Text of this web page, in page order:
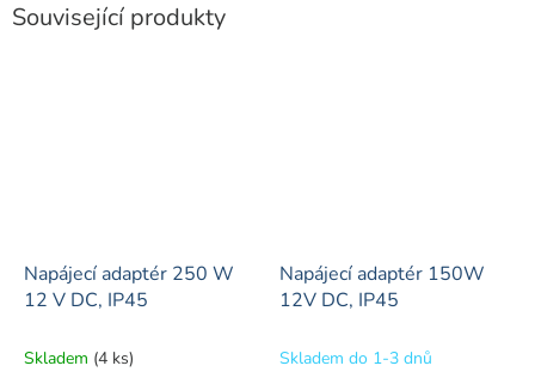
Související produkty
Napájecí adaptér 250 W
12 V DC, IP45
Skladem (4 ks)
Napájecí adaptér 150W
12V DC, IP45
Skladem do 1-3 dnů